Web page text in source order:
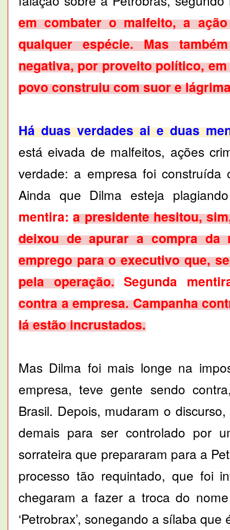
em combater o malfeito, a
qualquer espécie. Mas
negativa, por proveito político,
povo construiu com suor e
Há duas verdades ai e duas
está eivada de malfeitos, ações
verdade: a empresa foi
Ainda que Dilma esteja
mentira: a presidente hesitou,
deixou de apurar a compra da
emprego para o executivo que,
pela operação. Segunda
contra a empresa. Campanha
lá estão incrustados.
Mas Dilma foi mais longe na
empresa, teve gente sendo
Brasil. Depois, mudaram o
demais para ser controlado por
sorrateira que prepararam para a
processo tão requintado, que foi
chegaram a fazer a troca do
‘Petrobrax’, sonegando a sílaba